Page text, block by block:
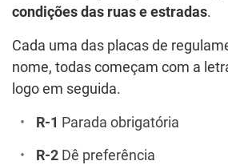
condições das ruas e estradas.
Cada uma das placas de
nome, todas começam com a
logo em seguida.
R-1 Parada obrigatória
R-2 Dê preferência